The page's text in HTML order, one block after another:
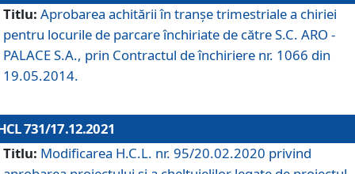
Titlu: Aprobarea achitării în tranșe trimestriale a chiriei
pentru locurile de parcare închiriate de către S.C. ARO -
PALACE S.A., prin Contractul de închiriere nr. 1066 din
19.05.2014.
731/17.12.2021
Titlu: Modificarea H.C.L. nr. 95/20.02.2020 privind